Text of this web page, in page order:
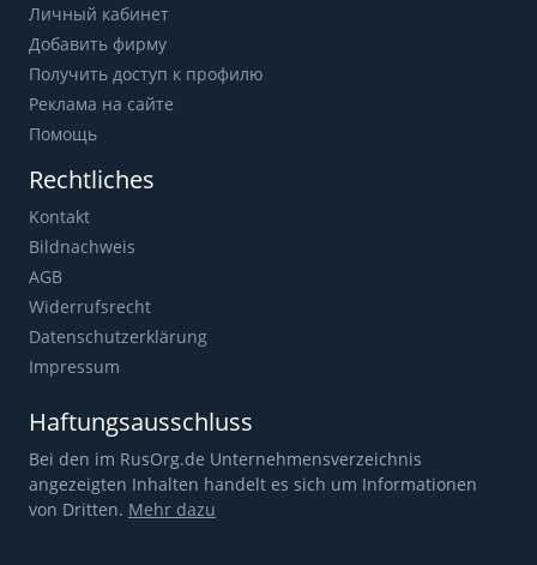
Личный кабинет
Добавить фирму
Получить доступ к профилю
Реклама на сайте
Помощь
Rechtliches
Kontakt
Bildnachweis
AGB
Widerrufsrecht
Datenschutzerklärung
Impressum
Haftungsausschluss
Bei den im RusOrg.de Unternehmensverzeichnis
angezeigten Inhalten handelt es sich um Informationen
von Dritten. Mehr dazu